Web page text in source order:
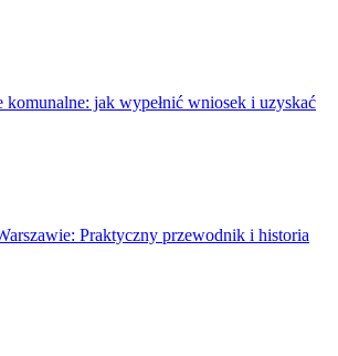
komunalne: jak wypełnić wniosek i uzyskać
Praktyczny przewodnik i historia